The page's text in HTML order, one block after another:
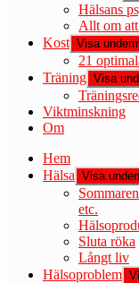
Hälsans
Allt om
Kost Visa
21
Träning Visa
Viktminskning
Om
Hem
Hälsa Visa
etc.
Sluta röka
Långt liv
Hälsoproblem